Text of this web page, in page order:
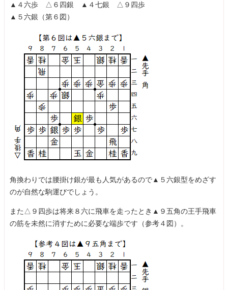
▲４六歩 △６四銀 ▲４七銀 △９四歩
▲５六銀（第６図）
角換わりでは腰掛け銀が最も人気があるので▲５六銀型をめざす
のが自然な駒運びでしょう。
また△９四歩は将来８六に飛車を走ったとき▲９五角の王手飛車
の筋を未然に消すために必要な端歩です（参考４図）。